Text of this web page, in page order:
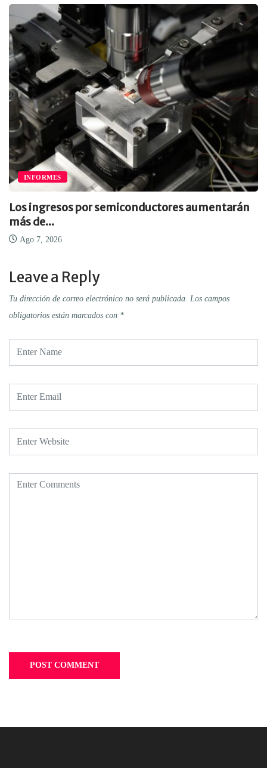
INFORMES
Los ingresos por semiconductores aumentarán
más de...
Ago 7, 2026
Leave a Reply
Tu dirección de correo electrónico no será publicada. Los campos
obligatorios están marcados con *